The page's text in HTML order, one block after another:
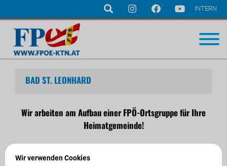
Navigation
Wir verwenden Cookies
INTERN
BAD ST. LEONHARD
Wir arbeiten am Aufbau einer FPÖ-Ortsgruppe für Ihre
Heimatgemeinde!